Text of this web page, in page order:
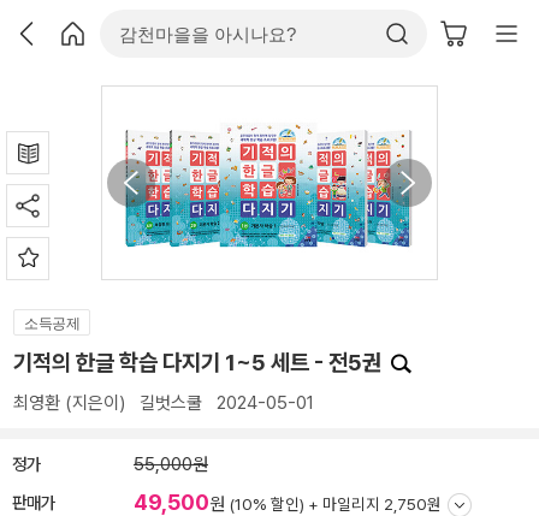
소득공제
기적의 한글 학습 다지기 1~5 세트 - 전5권
최영환 (지은이) 길벗스쿨 2024-05-01
정가 55,000원
판매가 49,500원 (10% 할인) + 마일리지 2,750원